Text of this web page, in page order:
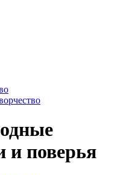
и поверья